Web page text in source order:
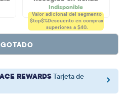
Indisponible
Valor adicional del segmento
$tcp$%Descuento en compras
superiores a $40.
REWARDSTarjeta de